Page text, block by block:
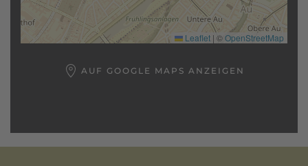
Leaflet | ©OpenStreetMap
AUF GOOGLE MAPS ANZEIGEN